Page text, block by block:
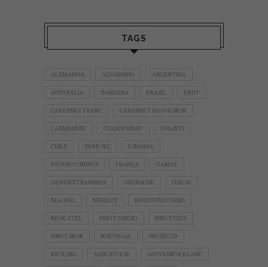
TAGS
ALEMANHA ALVARINHO ARGENTINA
AUSTRÁLIA BARBERA BRASIL BRUT
CABERNET FRANC CABERNET SAUVIGNON
CARMÉNÈRE CHARDONNAY CHIANTI
CHILE DEMI SEC ESPANHA
ESTADOS UNIDOS FRANÇA GAMAY
GEWÜRZTRAMINER GRENACHE ITÁLIA
MALBEC MERLOT MONTEPULCIANO
MOSCATEL PINOT GRIGIO PINOT GRIS
PINOT NOIR PORTUGAL PROSECCO
RIESLING SANGIOVESE SAUVIGNON BLANC